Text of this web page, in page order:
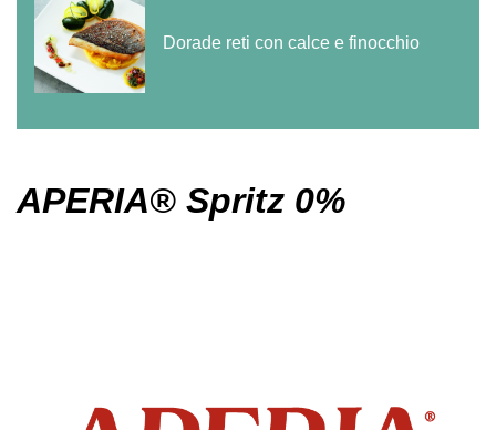
Dorade reti con calce e finocchio
APERIA® Spritz 0%